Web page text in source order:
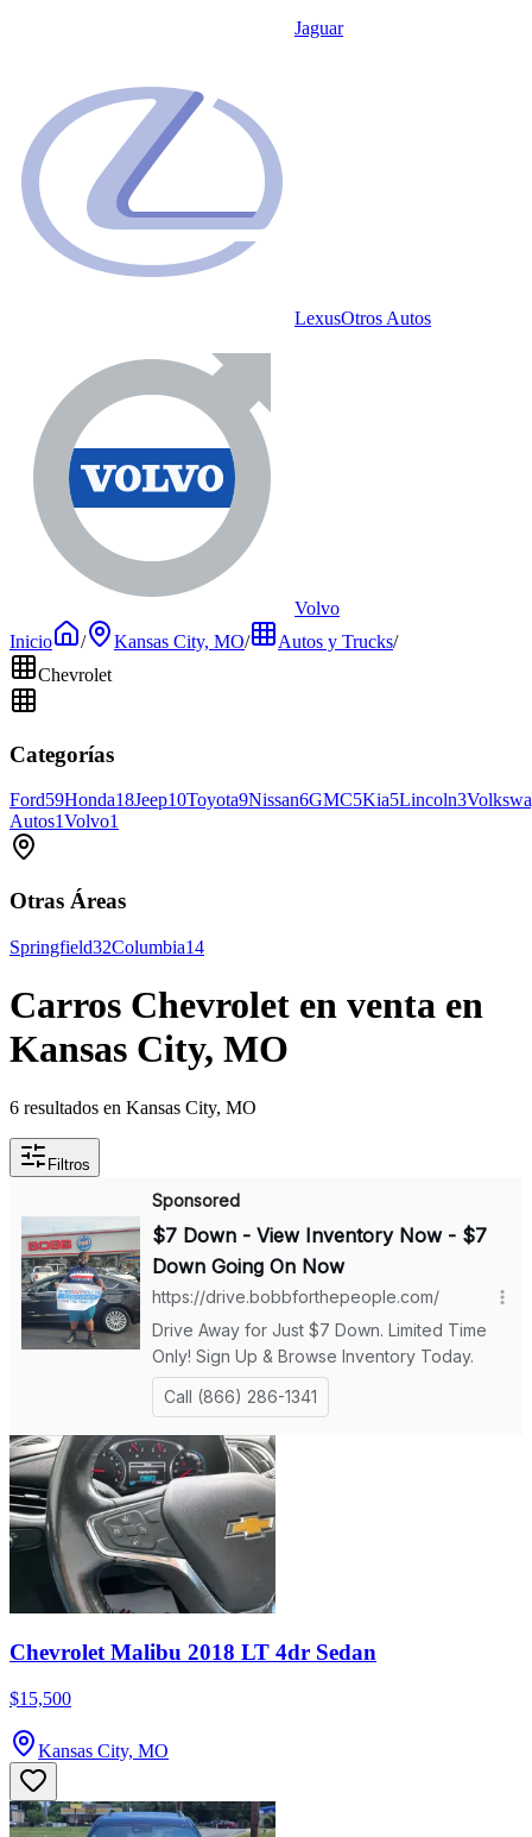
Jaguar
LexusOtros Autos
Volvo
Inicio
/ Kansas City, MO/ Autos y Trucks/
Chevrolet
Categorías
Ford59Honda18Jeep10Toyota9Nissan6GMC5Kia5Lincoln3
Autos1Volvo1
Otras Áreas
Springfield32Columbia14
Carros Chevrolet en venta en
Kansas City, MO
6 resultados en Kansas City, MO
Filtros
Chevrolet Malibu 2018 LT 4dr Sedan
$15,500
Kansas City, MO